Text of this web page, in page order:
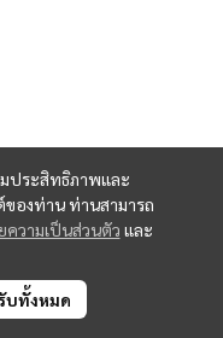
มประสิทธิภาพและ
ของท่าน ท่านสามารถ
ความเป็นส่วนตัว และ
บทั้งหมด